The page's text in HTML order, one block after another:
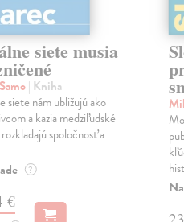
siete musia
| Kniha
siete nám ubližujú ako
a kazia medziľudské
spoločnosť a
?
€